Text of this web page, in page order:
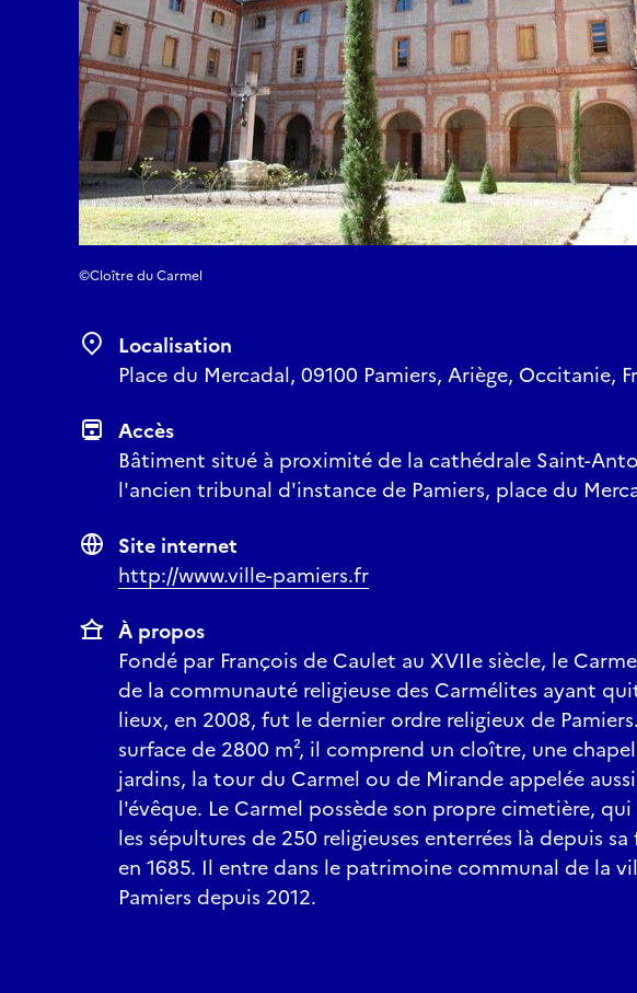
©Cloître du Carmel
Localisation
Place du Mercadal, 09100 Pamiers, Ariège, Occitanie,
Accès
Bâtiment situé à proximité de la cathédrale Saint-
l'ancien tribunal d'instance de Pamiers, place du
Site internet
http://www.ville-pamiers.fr
À propos
Fondé par François de Caulet au XVIIe siècle, le
de la communauté religieuse des Carmélites ayant
lieux, en 2008, fut le dernier ordre religieux de
surface de 2800 m², il comprend un cloître, une
jardins, la tour du Carmel ou de Mirande appelée
l'évêque. Le Carmel possède son propre cimetière,
les sépultures de 250 religieuses enterrées là depuis
en 1685. Il entre dans le patrimoine communal de la
Pamiers depuis 2012.